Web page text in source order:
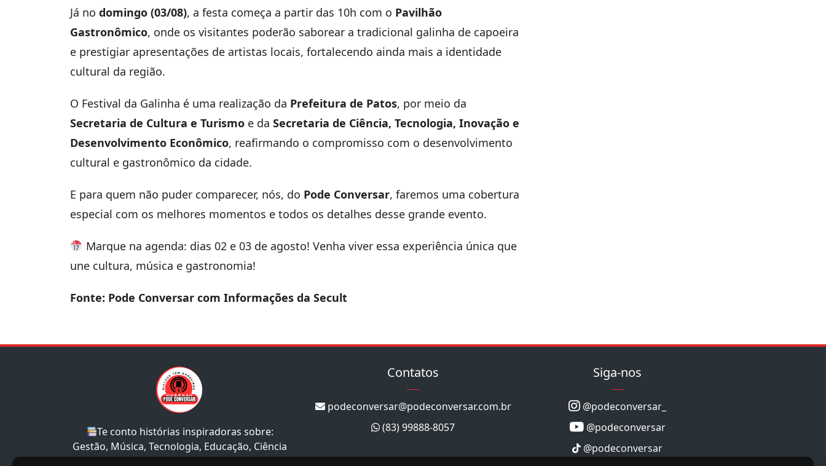
Já no domingo (03/08), a festa começa a partir das 10h com o Pavilhão
Gastronômico, onde os visitantes poderão saborear a tradicional galinha de capoeira
e prestigiar apresentações de artistas locais, fortalecendo ainda mais a identidade
cultural da região.
O Festival da Galinha é uma realização da Prefeitura de Patos, por meio da
Secretaria de Cultura e Turismo e da Secretaria de Ciência, Tecnologia, Inovação e
Desenvolvimento Econômico, reafirmando o compromisso com o desenvolvimento
cultural e gastronômico da cidade.
E para quem não puder comparecer, nós, do Pode Conversar, faremos uma cobertura
especial com os melhores momentos e todos os detalhes desse grande evento.
Marque na agenda: dias 02 e 03 de agosto! Venha viver essa experiência única que
une cultura, música e gastronomia!
Fonte: Pode Conversar com Informações da Secult
Te conto histórias inspiradoras sobre:
Gestão, Música, Tecnologia, Educação, Ciência
e Sociedade.
Contatos
podeconversar@podeconversar.com.br
(83) 99888-8057
Siga-nos
@podeconversar_
@podeconversar
@podeconversar